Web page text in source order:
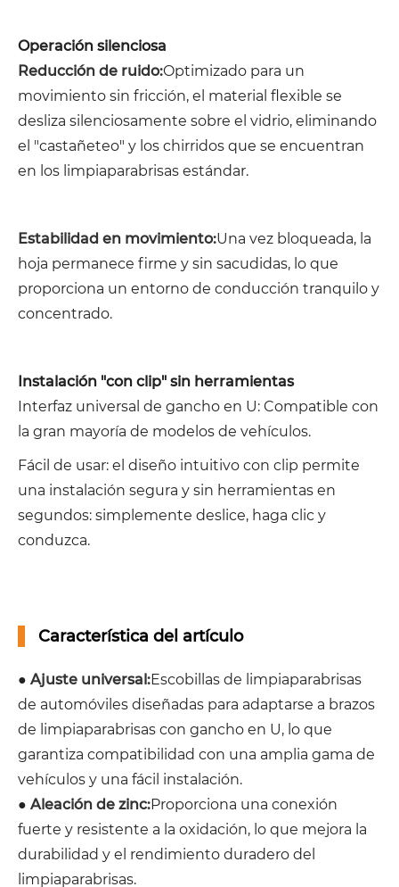
Operación silenciosa
Reducción de ruido:Optimizado para un
movimiento sin fricción, el material flexible se
desliza silenciosamente sobre el vidrio, eliminando
el "castañeteo" y los chirridos que se encuentran
en los limpiaparabrisas estándar.
Estabilidad en movimiento:Una vez bloqueada, la
hoja permanece firme y sin sacudidas, lo que
proporciona un entorno de conducción tranquilo y
concentrado.
Instalación "con clip" sin herramientas
Interfaz universal de gancho en U: Compatible con
la gran mayoría de modelos de vehículos.
Fácil de usar: el diseño intuitivo con clip permite
una instalación segura y sin herramientas en
segundos: simplemente deslice, haga clic y
conduzca.
Característica del artículo
● Ajuste universal:Escobillas de limpiaparabrisas
de automóviles diseñadas para adaptarse a brazos
de limpiaparabrisas con gancho en U, lo que
garantiza compatibilidad con una amplia gama de
vehículos y una fácil instalación.
● Aleación de zinc:Proporciona una conexión
fuerte y resistente a la oxidación, lo que mejora la
durabilidad y el rendimiento duradero del
limpiaparabrisas.